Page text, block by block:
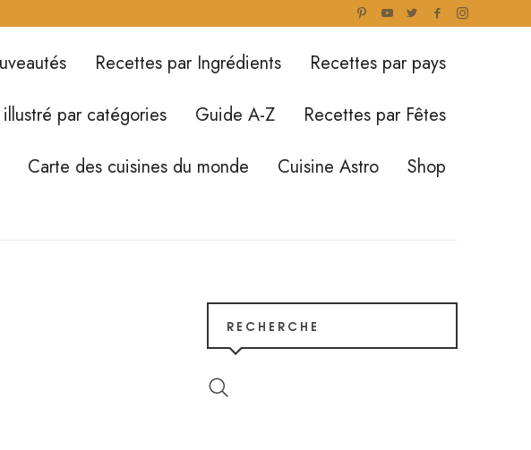
Recettes par Ingrédients
Recettes par pays
par catégories Guide A-Z
Recettes par Fêtes
Carte des cuisines du monde Cuisine Astro Shop
RECHERCHE